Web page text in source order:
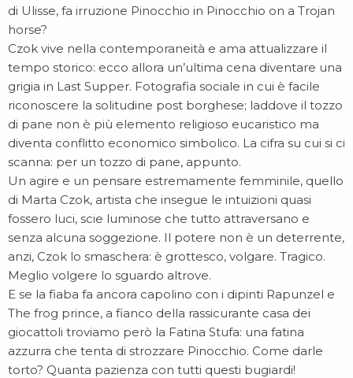
di Ulisse, fa irruzione Pinocchio in Pinocchio on a Trojan
horse?
Czok vive nella contemporaneità e ama attualizzare il
tempo storico: ecco allora un’ultima cena diventare una
grigia in Last Supper. Fotografia sociale in cui è facile
riconoscere la solitudine post borghese; laddove il tozzo
di pane non è più elemento religioso eucaristico ma
diventa conflitto economico simbolico. La cifra su cui si ci
scanna: per un tozzo di pane, appunto.
Un agire e un pensare estremamente femminile, quello
di Marta Czok, artista che insegue le intuizioni quasi
fossero luci, scie luminose che tutto attraversano e
senza alcuna soggezione. Il potere non è un deterrente,
anzi, Czok lo smaschera: è grottesco, volgare. Tragico.
Meglio volgere lo sguardo altrove.
E se la fiaba fa ancora capolino con i dipinti Rapunzel e
The frog prince, a fianco della rassicurante casa dei
giocattoli troviamo però la Fatina Stufa: una fatina
azzurra che tenta di strozzare Pinocchio. Come darle
torto? Quanta pazienza con tutti questi bugiardi!